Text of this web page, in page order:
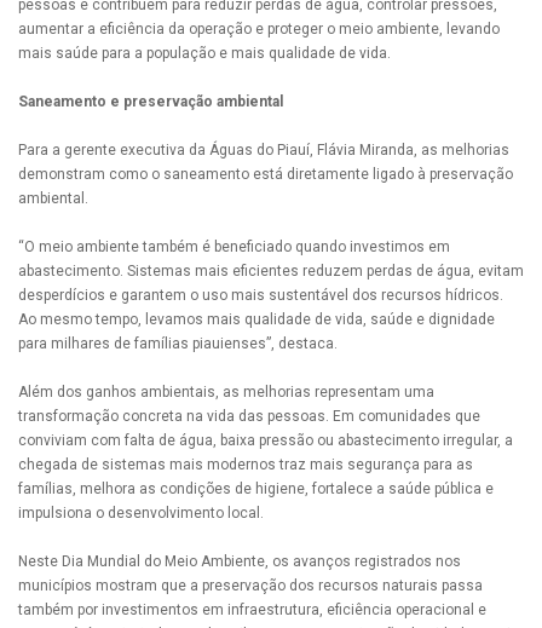
pessoas e contribuem para reduzir perdas de água, controlar pressões,
aumentar a eficiência da operação e proteger o meio ambiente, levando
mais saúde para a população e mais qualidade de vida.
Saneamento e preservação ambiental
Para a gerente executiva da Águas do Piauí, Flávia Miranda, as melhorias
demonstram como o saneamento está diretamente ligado à preservação
ambiental.
“O meio ambiente também é beneficiado quando investimos em
abastecimento. Sistemas mais eficientes reduzem perdas de água, evitam
desperdícios e garantem o uso mais sustentável dos recursos hídricos.
Ao mesmo tempo, levamos mais qualidade de vida, saúde e dignidade
para milhares de famílias piauienses”, destaca.
Além dos ganhos ambientais, as melhorias representam uma
transformação concreta na vida das pessoas. Em comunidades que
conviviam com falta de água, baixa pressão ou abastecimento irregular, a
chegada de sistemas mais modernos traz mais segurança para as
famílias, melhora as condições de higiene, fortalece a saúde pública e
impulsiona o desenvolvimento local.
Neste Dia Mundial do Meio Ambiente, os avanços registrados nos
municípios mostram que a preservação dos recursos naturais passa
também por investimentos em infraestrutura, eficiência operacional e